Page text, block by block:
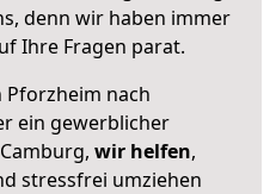
denn wir haben immer
Ihre Fragen parat.
Pforzheim nach
ein gewerblicher
wir helfen,
stressfrei umziehen